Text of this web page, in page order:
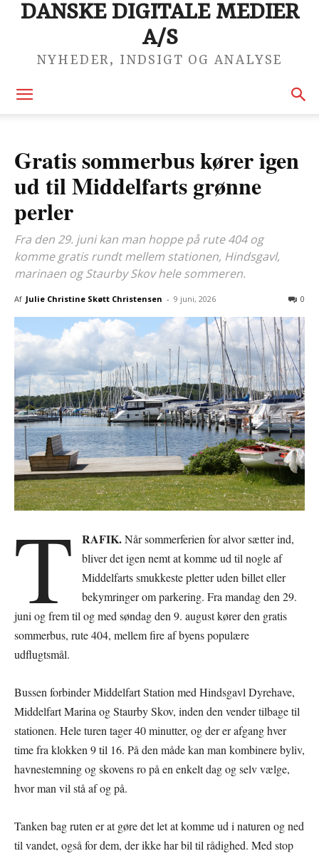
DANSKE DIGITALE MEDIER
A/S
NYHEDER, INDSIGT OG ANALYSE
Gratis sommerbus kører igen
ud til Middelfarts grønne
perler
Fra den 29. juni kan man hoppe på rute 404 og
komme gratis rundt mellem stationen, Hindsgavl,
marinaen og Staurby Skov hele sommeren.
Af Julie Christine Skøtt Christensen - 9 juni, 2026 0
T RAFIK.Når sommerferien for alvor sætter ind,
bliver det igen nemt at komme ud til nogle af
Middelfarts smukkeste pletter uden billet eller
bekymringer om parkering. Fra mandag den 29.
juni og frem til og med søndag den 9. august kører den gratis
sommerbus, rute 404, mellem fire af byens populære
udflugtsmål.
Bussen forbinder Middelfart Station med Hindsgavl Dyrehave,
Middelfart Marina og Staurby Skov, inden den vender tilbage til
stationen. Hele turen tager 40 minutter, og der er afgang hver
time fra klokken 9 til 16. På den måde kan man kombinere byliv,
havnestemning og skovens ro på en enkelt dag og selv vælge,
hvor man vil stå af og på.
Tanken bag ruten er at gøre det let at komme ud i naturen og ned
til vandet, også for dem, der ikke har bil til rådighed. Med stop